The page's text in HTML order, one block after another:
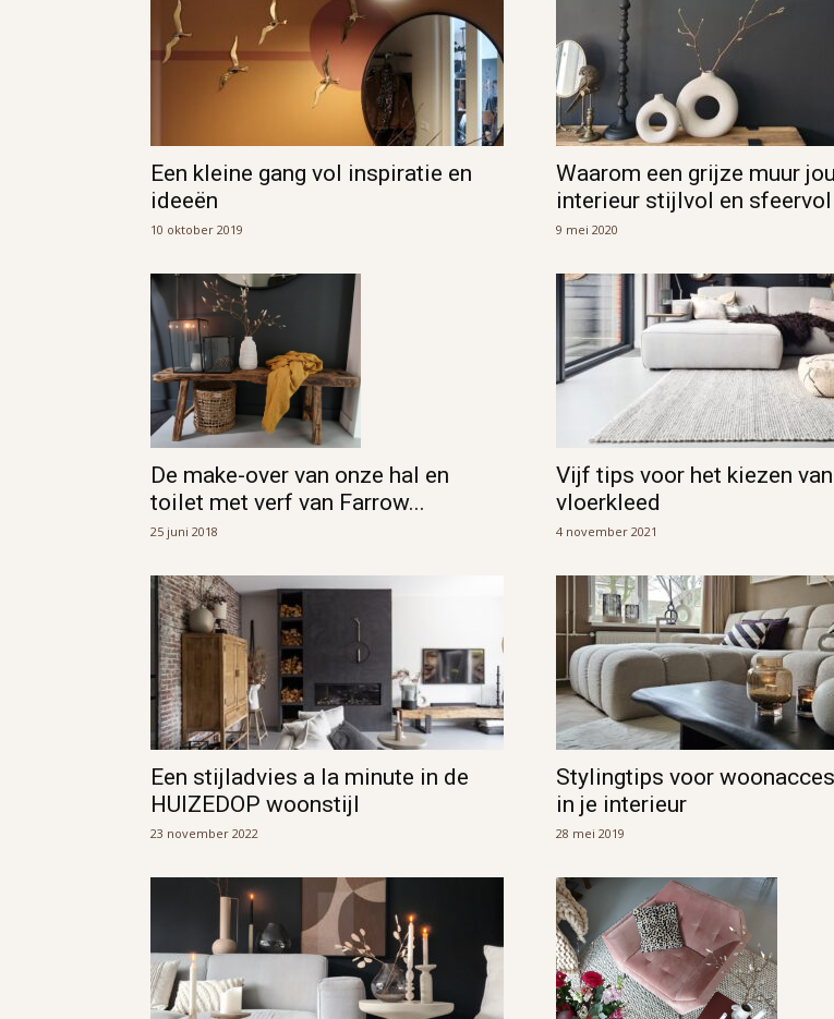
Een kleine gang vol inspiratie en
ideeën
10 oktober 2019
Waarom een grijze muur
interieur stijlvol en
9 mei 2020
De make-over van onze hal en
toilet met verf van Farrow...
25 juni 2018
Vijf tips voor het kiezen
vloerkleed
4 november 2021
Een stijladvies a la minute in de
HUIZEDOP woonstijl
23 november 2022
Stylingtips voor
in je interieur
28 mei 2019